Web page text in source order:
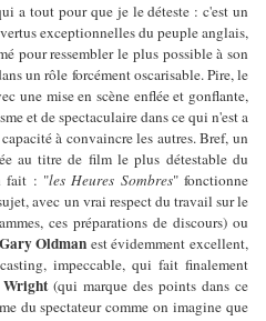
a tout pour que je le déteste : c'est un
exceptionnelles du peuple anglais,
pour ressembler le plus possible à son
un rôle forcément oscarisable. Pire, le
une mise en scène enflée et gonflante,
et de spectaculaire dans ce qui n'est a
à convaincre les autres. Bref, un
au titre de film le plus détestable du
fait : "les Heures Sombres" fonctionne
avec un vrai respect du travail sur le
ces préparations de discours) ou
Gary Oldman est évidemment excellent,
impeccable, qui fait finalement
Wright(qui marque des points dans ce
du spectateur comme on imagine que